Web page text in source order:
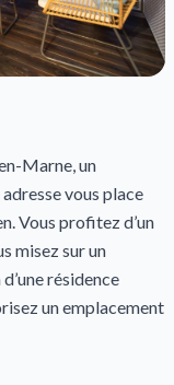
Marne, un
vous place
Vous profitez d’un
misez sur un
résidence
un emplacement